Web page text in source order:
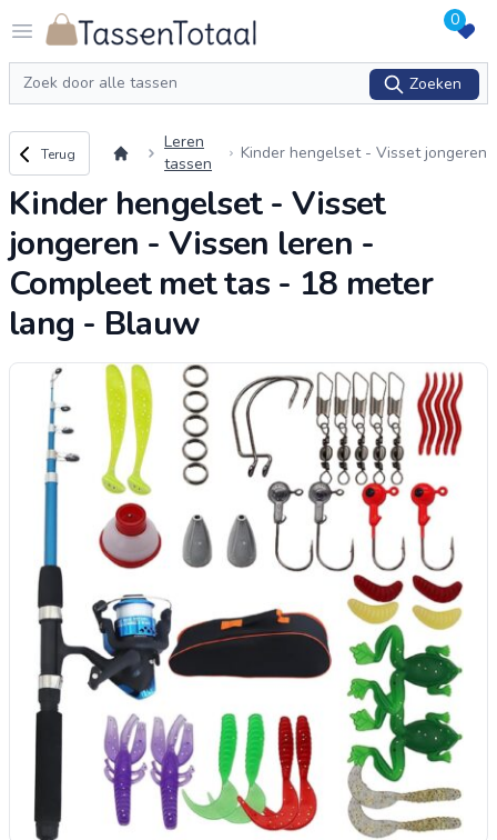
Open menu
Logo Tassentotaal.nl 0
Zoeken
Zoeken
Terug naar overzicht
Terug
Leren
tassen
Kinder hengelset - Visset jongeren
- 18 meter lang - Blauw
Kinder hengelset - Visset
jongeren - Vissen leren -
Compleet met tas - 18 meter
lang - Blauw